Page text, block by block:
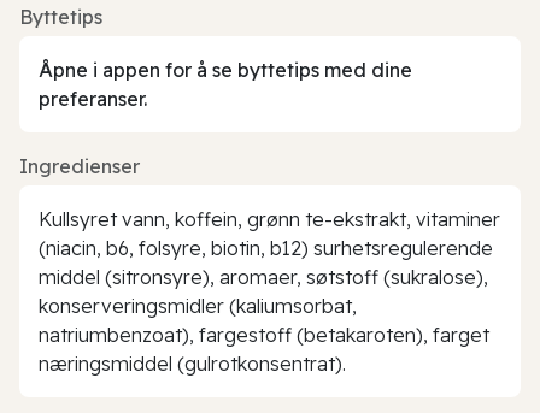
Byttetips
Åpne i appen for å se byttetips med dine
preferanser.
Ingredienser
Kullsyret vann, koffein, grønn te-ekstrakt, vitaminer
(niacin, b6, folsyre, biotin, b12) surhetsregulerende
middel (sitronsyre), aromaer, søtstoff (sukralose),
konserveringsmidler (kaliumsorbat,
natriumbenzoat), fargestoff (betakaroten), farget
næringsmiddel (gulrotkonsentrat).